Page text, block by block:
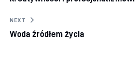
NEXT
Woda źródłem życia